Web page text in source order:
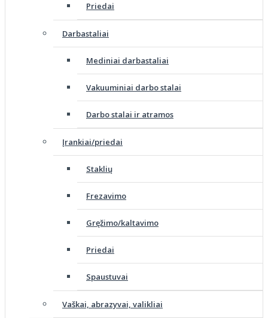
Priedai
Darbastaliai
Mediniai darbastaliai
Vakuuminiai darbo stalai
Darbo stalai ir atramos
Įrankiai/priedai
Staklių
Frezavimo
Gręžimo/kaltavimo
Priedai
Spaustuvai
Vaškai, abrazyvai, valikliai